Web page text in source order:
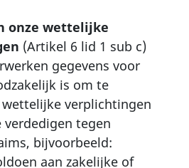
onze wettelijke
(Artikel 6 lid 1 sub c)
gegevens voor
is om te
verplichtingen
tegen
bijvoorbeeld:
aan zakelijke of